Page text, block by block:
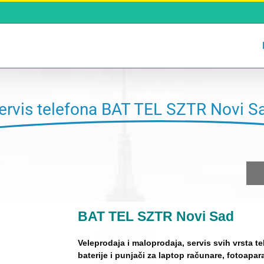
telefona BAT TEL SZTR Novi
BAT TEL SZTR Novi Sad
Veleprodaja i maloprodaja, servis svih vrsta
baterije i punjači za laptop računare,